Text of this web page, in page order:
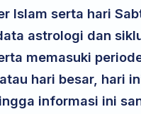
Islam serta hari
astrologi dan
memasuki
hari besar, hari
informasi ini